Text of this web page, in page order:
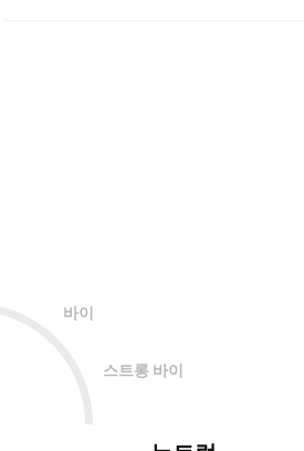
바이
스트롱 바이